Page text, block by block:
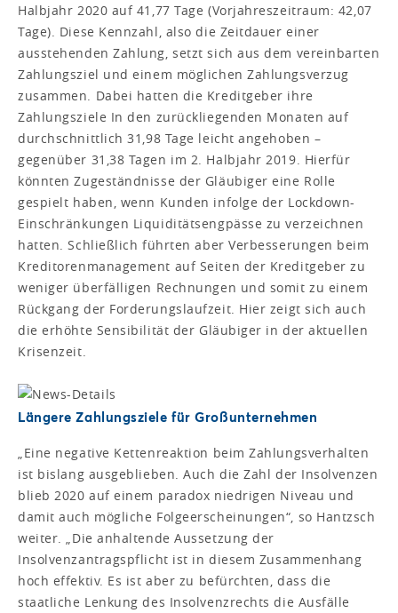
Halbjahr 2020 auf 41,77 Tage (Vorjahreszeitraum: 42,07
Tage). Diese Kennzahl, also die Zeitdauer einer
ausstehenden Zahlung, setzt sich aus dem vereinbarten
Zahlungsziel und einem möglichen Zahlungsverzug
zusammen. Dabei hatten die Kreditgeber ihre
Zahlungsziele In den zurückliegenden Monaten auf
durchschnittlich 31,98 Tage leicht angehoben –
gegenüber 31,38 Tagen im 2. Halbjahr 2019. Hierfür
könnten Zugeständnisse der Gläubiger eine Rolle
gespielt haben, wenn Kunden infolge der Lockdown-
Einschränkungen Liquiditätsengpässe zu verzeichnen
hatten. Schließlich führten aber Verbesserungen beim
Kreditorenmanagement auf Seiten der Kreditgeber zu
weniger überfälligen Rechnungen und somit zu einem
Rückgang der Forderungslaufzeit. Hier zeigt sich auch
die erhöhte Sensibilität der Gläubiger in der aktuellen
Krisenzeit.
Längere Zahlungsziele für Großunternehmen
„Eine negative Kettenreaktion beim Zahlungsverhalten
ist bislang ausgeblieben. Auch die Zahl der Insolvenzen
blieb 2020 auf einem paradox niedrigen Niveau und
damit auch mögliche Folgeerscheinungen“, so Hantzsch
weiter. „Die anhaltende Aussetzung der
Insolvenzantragspflicht ist in diesem Zusammenhang
hoch effektiv. Es ist aber zu befürchten, dass die
staatliche Lenkung des Insolvenzrechts die Ausfälle